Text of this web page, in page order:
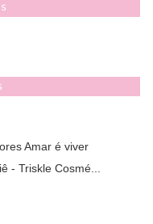
Amar é viver
- Triskle Cosmé...